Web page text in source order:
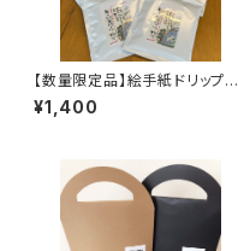
【数量限定品】絵手紙ドリップバ
ックコーヒー(手提げBOX 5P入
り)
¥1,400